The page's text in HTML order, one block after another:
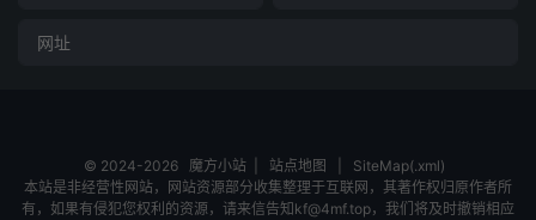
© 2024-2026 魔方小站 站点地图
SiteMap(.xml)
本站是非经营性网站，网站资源部分收集整理于互联网，其著作权归原作者所
有，如果有侵犯您权利的资源，请来信告知kf@4mf.top，我们将及时撤销相应